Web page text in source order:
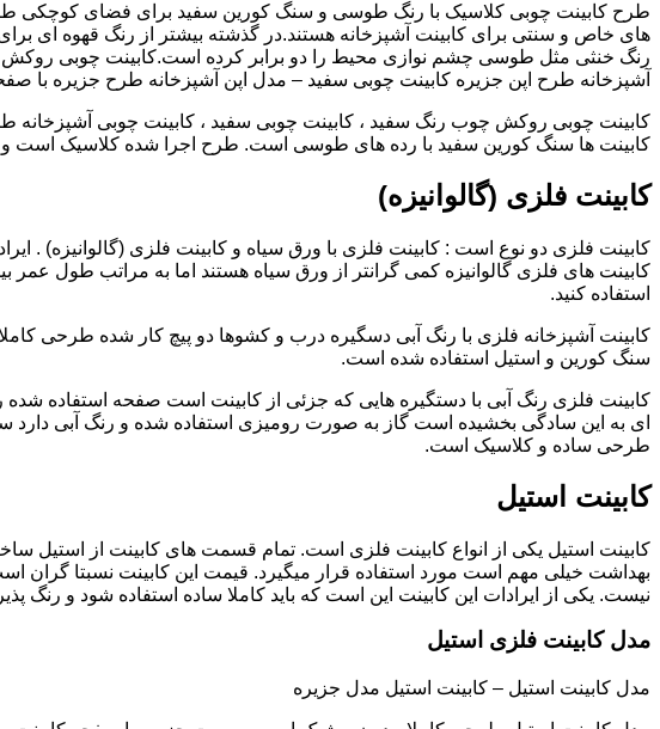
طرح کابینت چوبی کلاسیک با رنگ طوسی و سنگ کورین سفید برای فضای کوچکی
های خاص و سنتی برای کابینت آشپزخانه هستند.در گذشته بیشتر از رنگ قهوه ای
رنگ خنثی مثل طوسی چشم نوازی محیط را دو برابر کرده است.کابینت چوبی
آشپزخانه طرح اپن جزیره کابینت چوبی سفید – مدل اپن آشپزخانه طرح جزیره با
کابینت چوبی روکش چوب رنگ سفید ، کابینت چوبی سفید ، کابینت چوبی آشپزخانه
کابینت ها سنگ کورین سفید با رده های طوسی است. طرح اجرا شده کلاسیک است و
کابینت فلزی (گالوانیزه)
کابینت فلزی دو نوع است : کابینت فلزی با ورق سیاه و کابینت فلزی (گالوانیزه) .
کابینت های فلزی گالوانیزه کمی گرانتر از ورق سیاه هستند اما به مراتب طول عمر
استفاده کنید.
کابینت آشپزخانه فلزی با رنگ آبی دسگیره درب و کشوها دو پیچ کار شده طرحی
سنگ کورین و استیل استفاده شده است.
کابینت فلزی رنگ آبی با دستگیره هایی که جزئی از کابینت است صفحه استفاده شده
ای به این سادگی بخشیده است گاز به صورت رومیزی استفاده شده و رنگ آبی
طرحی ساده و کلاسیک است.
کابینت استیل
کابینت استیل یکی از انواع کابینت فلزی است. تمام قسمت های کابینت از استیل
بهداشت خیلی مهم است مورد استفاده قرار میگیرد. قیمت این کابینت نسبتا گران
نیست. یکی از ایرادات این کابینت این است که باید کاملا ساده استفاده شود و رنگ
مدل کابینت فلزی استیل
مدل کابینت استیل – کابینت استیل مدل جزیره